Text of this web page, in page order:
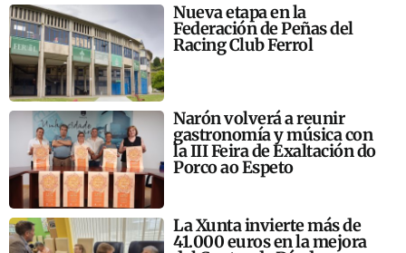
Nueva etapa en la
Federación de Peñas del
Racing Club Ferrol
Narón volverá a reunir
gastronomía y música con
la III Feira de Exaltación do
Porco ao Espeto
La Xunta invierte más de
41.000 euros en la mejora